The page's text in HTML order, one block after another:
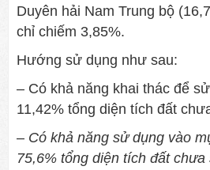
Duyên hải Nam Trung bộ
chỉ chiếm 3,85%.
Hướng sử dụng như sau:
– Có khả năng khai thác để
11,42% tổng diện tích đất
– Có khả năng sử dụng vào
75,6% tổng diện tích đất chưa